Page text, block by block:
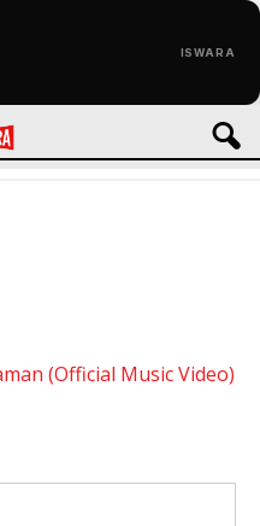
ISWARA
(Official Music Video)